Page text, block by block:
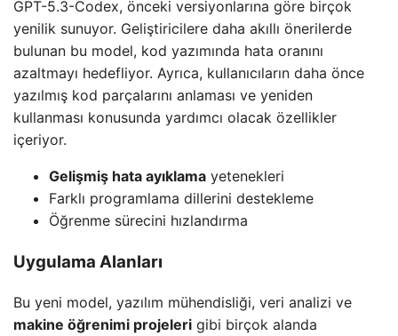
GPT-5.3-Codex, önceki versiyonlarına göre birçok
yenilik sunuyor. Geliştiricilere daha akıllı önerilerde
bulunan bu model, kod yazımında hata oranını
azaltmayı hedefliyor. Ayrıca, kullanıcıların daha önce
yazılmış kod parçalarını anlaması ve yeniden
kullanması konusunda yardımcı olacak özellikler
içeriyor.
Gelişmiş hata ayıklama yetenekleri
Farklı programlama dillerini destekleme
Öğrenme sürecini hızlandırma
Uygulama Alanları
Bu yeni model, yazılım mühendisliği, veri analizi ve
makine öğrenimi projeleri gibi birçok alanda